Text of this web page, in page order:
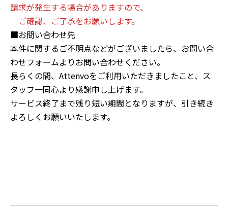
請求が発生する場合がありますので、
ご確認、ご了承をお願いします。
■お問い合わせ先
本件に関するご不明点などがございましたら、お問い合
わせフォームよりお問い合わせください。
長らくの間、Attenvoをご利用いただきましたこと、ス
タッフ一同心より感謝申し上げます。
サービス終了まで残り短い期間となりますが、引き続き
よろしくお願いいたします。